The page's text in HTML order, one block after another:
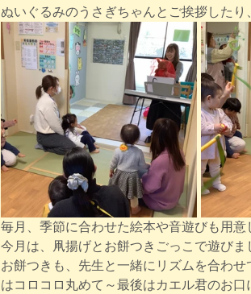
ぬいぐるみのうさぎちゃんとご挨拶した
毎月、季節に合わせた絵本や音遊びも用意
今月は、凧揚げとお餅つきごっこで遊び
お餅つきも、先生と一緒にリズムを合わ
はコロコロ丸めて～最後はカエル君のお口